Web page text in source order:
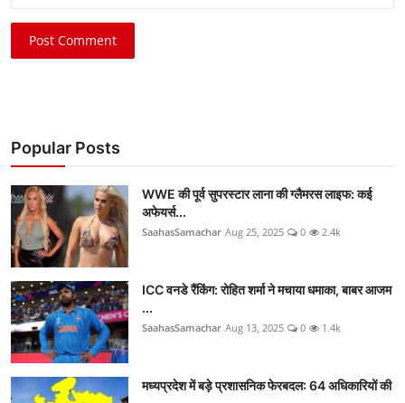
Post Comment
Popular Posts
WWE की पूर्व सुपरस्टार लाना की ग्लैमरस लाइफ: कई
अफेयर्स...
SaahasSamachar Aug 25, 2025 0 2.4k
ICC वनडे रैंकिंग: रोहित शर्मा ने मचाया धमाका, बाबर आजम
...
SaahasSamachar Aug 13, 2025 0 1.4k
मध्यप्रदेश में बड़े प्रशासनिक फेरबदल: 64 अधिकारियों की